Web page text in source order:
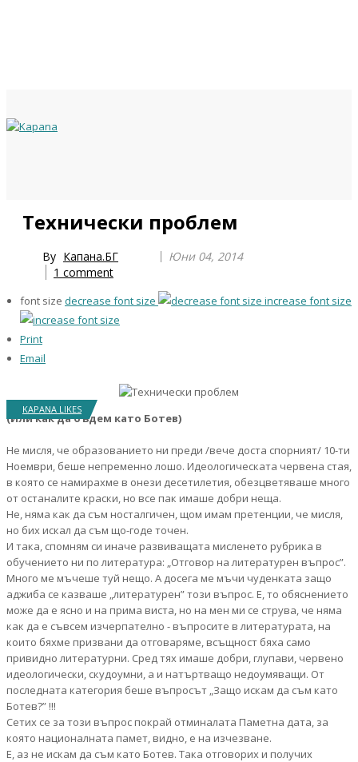
Технически проблем
By Капана.БГ
Юни 04, 2014
1 comment
font size decrease font size increase font size
Print
Email
KAPANA LIKES
(Или как да бъдем като Ботев)
Не мисля, че образованието ни преди /вече доста спорният/ 10-ти
Ноември, беше непременно лошо. Идеологическата червена стая,
в която се намирахме в онези десетилетия, обезцветяваше много
от останалите краски, но все пак имаше добри неща.
Не, няма как да съм носталгичен, щом имам претенции, че мисля,
но бих искал да съм що-годе точен.
И така, спомням си иначе развиващата мисленето рубрика в
обучението ни по литература: „Отговор на литературен въпрос”.
Много ме мъчеше туй нещо. А досега ме мъчи чуденката защо
аджиба се казваше „литературен” този въпрос. Е, то обяснението
може да е ясно и на прима виста, но на мен ми се струва, че няма
как да е съвсем изчерпателно - въпросите в литературата, на
които бяхме призвани да отговаряме, всъщност бяха само
привидно литературни. Сред тях имаше добри, глупави, червено
идеологически, скудоумни, а и натъртващо недоумяващи. От
последната категория беше въпросът „Защо искам да съм като
Ботев?” !!!
Сетих се за този въпрос покрай отминалата Паметна дата, за
която националната памет, видно, е на изчезване.
Е, аз не искам да съм като Ботев. Така отговорих и получих
Year
Month
Year
Month